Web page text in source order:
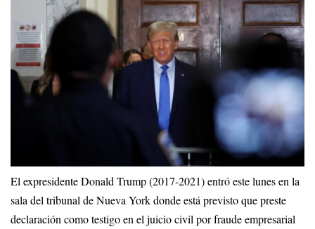
El expresidente Donald Trump (2017-2021) entró este lunes en la
sala del tribunal de Nueva York donde está previsto que preste
declaración como testigo en el juicio civil por fraude empresarial